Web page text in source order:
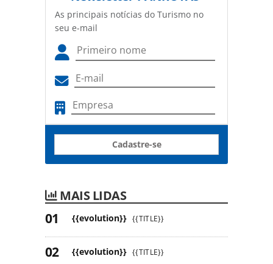
As principais notícias do Turismo no
seu e-mail
Cadastre-se
MAIS LIDAS
{{evolution}} {{TITLE}}
{{evolution}} {{TITLE}}